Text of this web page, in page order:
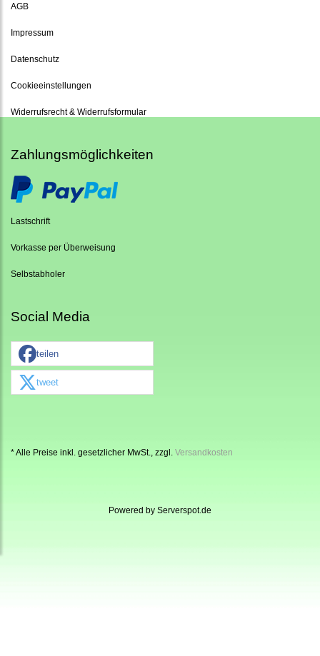
AGB
Impressum
Datenschutz
Cookieeinstellungen
Widerrufsrecht & Widerrufsformular
Zahlungsmöglichkeiten
Lastschrift
Vorkasse per Überweisung
Selbstabholer
Social Media
teilen
tweet
* Alle Preise inkl. gesetzlicher MwSt., zzgl. Versandkosten
Powered by Serverspot.de